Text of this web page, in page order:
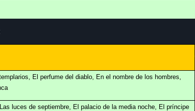
El perfume del diablo, En el nombre de los hombres,
luces de septiembre, El palacio de la media noche, El príncipe